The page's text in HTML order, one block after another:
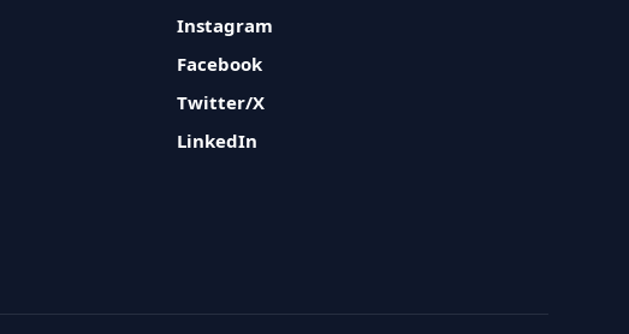
Instagram
Facebook
Twitter/X
LinkedIn